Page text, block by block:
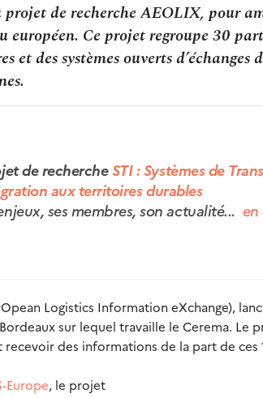
projet de recherche AEOLIX, pour
européen. Ce projet regroupe 30
des systèmes ouverts d’échanges
de rechercheSTI : Systèmes de
aux territoires durables
ses membres, son actualité... en
Logistics Information eXchange),
sur lequel travaille le Cerema. Le
des informations de la part de ces
Europe, le projet